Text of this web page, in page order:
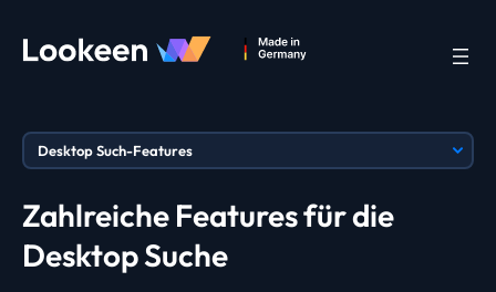
Zahlreiche Features für die
Desktop Suche